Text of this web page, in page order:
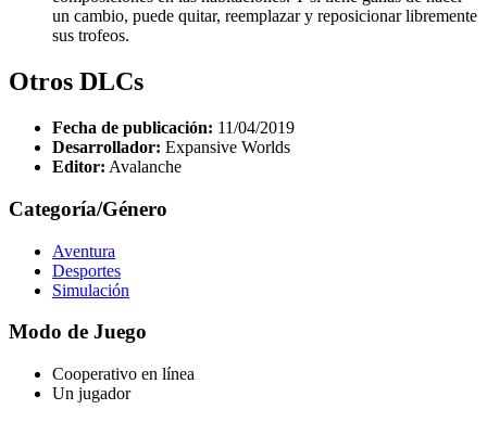
un cambio, puede quitar, reemplazar y reposicionar libremente
sus trofeos.
Otros DLCs
Fecha de publicación: 11/04/2019
Desarrollador: Expansive Worlds
Editor: Avalanche
Categoría/Género
Aventura
Desportes
Simulación
Modo de Juego
Cooperativo en línea
Un jugador